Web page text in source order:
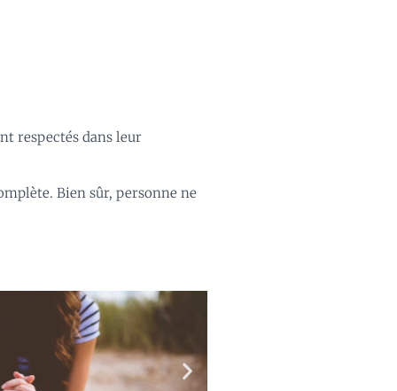
respectés dans leur
Bien sûr, personne ne